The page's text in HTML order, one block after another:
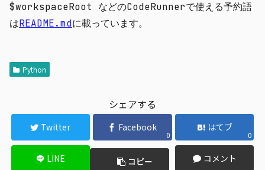
$workspaceRoot などのCodeRunnerで使える予約語
はREADME.mdに載っています。
Python
シェアする
Twitter Facebook
0
はてブ
0
LINE コピー コメント